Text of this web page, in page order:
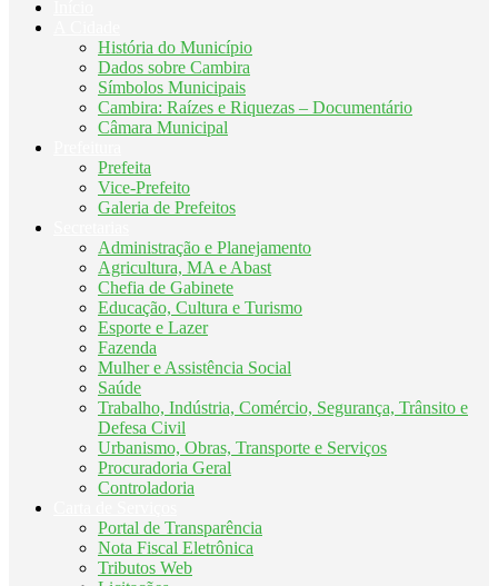
História do Município
Dados sobre Cambira
Símbolos Municipais
Cambira: Raízes e Riquezas – Documentário
Câmara Municipal
Prefeita
Vice-Prefeito
Galeria de Prefeitos
Administração e Planejamento
Agricultura, MA e Abast
Chefia de Gabinete
Educação, Cultura e Turismo
Esporte e Lazer
Fazenda
Mulher e Assistência Social
Saúde
Trabalho, Indústria, Comércio, Segurança, Trânsito e
Defesa Civil
Urbanismo, Obras, Transporte e Serviços
Procuradoria Geral
Controladoria
Portal de Transparência
Nota Fiscal Eletrônica
Tributos Web